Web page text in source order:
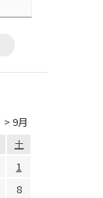
> 9月
土
1
8